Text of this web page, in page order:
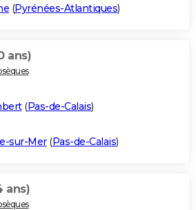
(Pyrénées-Atlantiques)
ans)
(Pas-de-Calais)
sur-Mer(Pas-de-Calais)
ans)